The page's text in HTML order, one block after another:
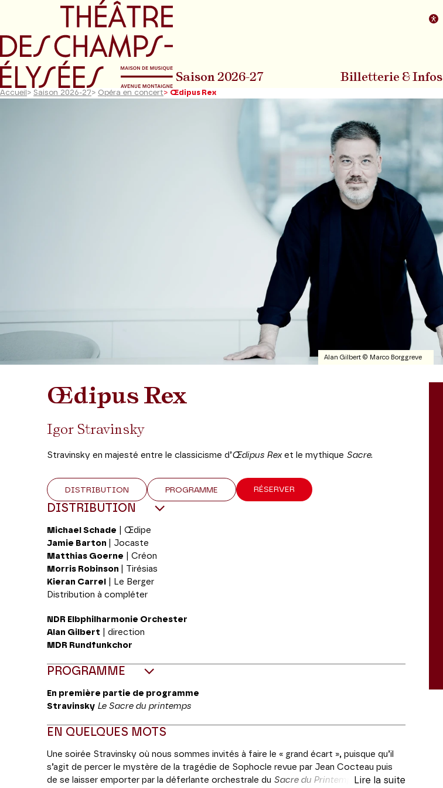
Aller au menu principal Aller au pied de la page
Saison 2026-27 Billetterie & Infos
Accueil > Saison 2026-27> Opéra en concert> Œdipus Rex
Alan Gilbert © Marco Borggreve
Œdipus Rex
Igor Stravinsky
Stravinsky en majesté entre le classicisme d’Œdipus Rex et le mythique Sacre.
DISTRIBUTION PROGRAMME RÉSERVER
DISTRIBUTION
Michael Schade | Œdipe
Jamie Barton
| Jocaste
Matthias Goerne | Créon
Morris Robinson
| Tirésias
Kieran Carrel
| Le Berger
Distribution à compléter
NDR Elbphilharmonie Orchester
Alan Gilbert | direction
MDR Rundfunkchor
PROGRAMME
En première partie de programme
Stravinsky Le Sacre du printemps
EN QUELQUES MOTS
Une soirée Stravinsky où nous sommes invités à faire le « grand écart », puisque qu’il
s’agit de percer le mystère de la tragédie de Sophocle revue par Jean Cocteau puis
de se laisser emporter par la déferlante orchestrale du Sacre du Printemps.Un
Lire la suite